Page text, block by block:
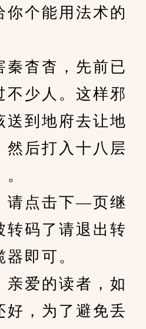
你个能用法术的
杳杳，先前已
不少人。这样邪
送到地府去让地
然后打入十八层
点击下—页继
转码了请退出转
即可。
爱的读者，如
好，为了避免丢